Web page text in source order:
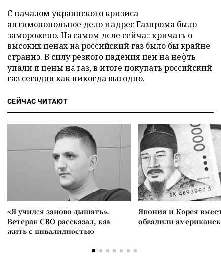
С началом украинского кризиса
антимонопольное дело в адрес Газпрома было
заморожено. На самом деле сейчас кричать о
высоких ценах на российский газ было бы крайне
странно. В силу резкого падения цен на нефть
упали и цены на газ, в итоге покупать российский
газ сегодня как никогда выгодно.
СЕЙЧАС ЧИТАЮТ
«Я учился заново дышать».
Ветеран СВО рассказал, как
жить с инвалидностью
Япония и Корея
обвалили